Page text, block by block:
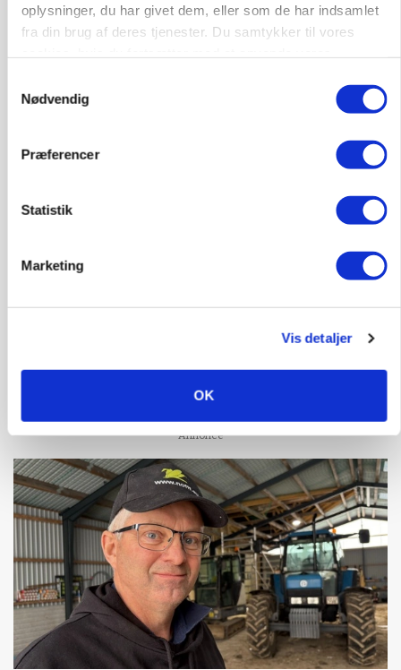
oplysninger, du har givet dem, eller som de har indsamlet
fra din brug af deres tjenester. Du samtykker til vores
Nødvendig
Præferencer
Statistik
Marketing
Vis detaljer
OK
Ejer eller medejer? Nyt tv-format udfordrer
landbrugets ejerstruktur
Russisk mælkepris dykker 23 procent
Annonce